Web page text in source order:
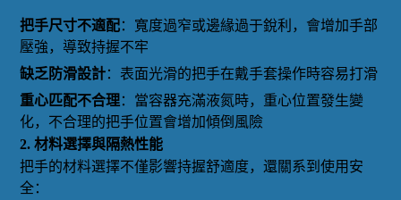
把手尺寸不適配：寬度過窄或邊緣過于銳利，會增加手部
壓強，導致持握不牢
缺乏防滑設計：表面光滑的把手在戴手套操作時容易打滑
重心匹配不合理：當容器充滿液氮時，重心位置發生變
化，不合理的把手位置會增加傾倒風險
2. 材料選擇與隔熱性能
把手的材料選擇不僅影響持握舒適度，還關系到使用安
全：